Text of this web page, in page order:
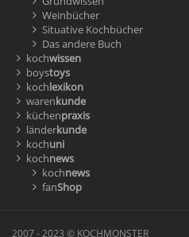
Weinbücher
Situative Kochbücher
Das andere Buch
kochwissen
boystoys
kochlexikon
warenkunde
küchenpraxis
länderkunde
kochuni
kochnews
kochnews
fanShop
2007 - 2023 © KOCHMONSTER